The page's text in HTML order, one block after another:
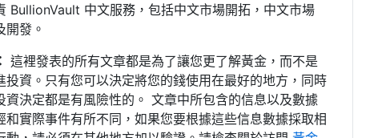
BullionVault 中文服務，包括中文市場開拓，中文市場
開發。
這裡發表的所有文章都是為了讓您更了解黃金，而不是
投資。只有您可以決定將您的錢使用在最好的地方，同時
資決定都是有風險性的。 文章中所包含的信息以及數據
和實際事件有所不同，如果您要根據這些信息數據採取相